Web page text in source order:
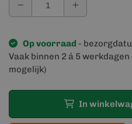
Op voorraad -
Vaak binnen 2 á 5
mogelijk)
In